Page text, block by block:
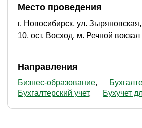
Место проведения
г. Новосибирск, ул.
10, ост. Восход, м. Речной вокзал
Направления
Бизнес-образование
Бухгалтерский учет
Бухучет